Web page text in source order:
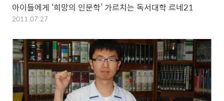
아이들에게 ‘희망의 인문학’ 가르치는 독서대학 르네21
2011.07.27